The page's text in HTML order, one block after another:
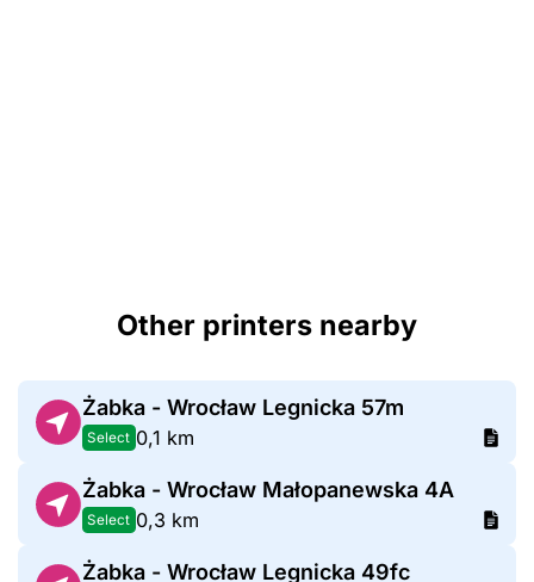
Other printers nearby
Żabka - Wrocław Legnicka 57m
Select 0,1 km
Żabka - Wrocław Małopanewska 4A
Select 0,3 km
Żabka - Wrocław Legnicka 49fc